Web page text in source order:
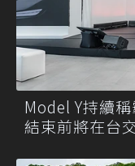
Model Y持續
結束前將在台